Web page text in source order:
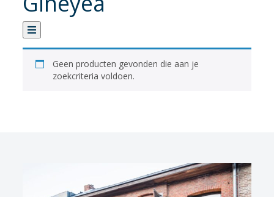
Categorie
Geen producten gevonden die aan je
zoekcriteria voldoen.